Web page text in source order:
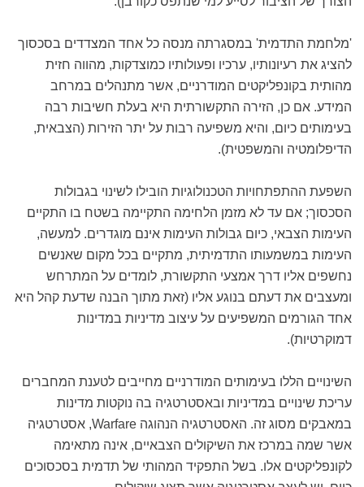
'מלחמת התדמית' במסגרתה מנסה כל אחד המצדדים בסכסוך
להציג את רעיונותיו, ערכיו ופעולותיו כמוצדקות, מהווה חזית
מהותית בקונפליקטים המודרניים, אשר מתנהלים במרחב
המידע. אם כן, הזירה התקשורתית היא בעלת חשיבות רבה
בעימותים כיום, והיא משפיעה רבות על יתר הזירות (הצבאית,
הדיפלומטיה והמשפטית).
השפעת ההתפתחויות הטכנולוגיות הובילו לשינוי בגבולות
הסכסוך; אם עד לא מזמן הלחימה התקיימה בשטח בו התקיים
העימות הצבאי, כיום גבולות העימות אינם מוגדרים. למעשה,
העימות במשמעותו התדמיתית, מתקיים בכל מקום שאנשים
נחשפים אליו דרך אמצעי התקשורת, לומדים על המתרחש
ומעצבים את דעתם בנוגע אליו (זאת מתוך הבנה שדעת קהל היא
אחד הגורמים המשפיעים על עיצוב מדיניות במדינות
דמוקרטיות).
השינויים הללו בעימותים המודרניים מחייבים לטענת המחברים
עריכת שינויים במדיניות ובאסטרטגיה בה נוקטות מדינות
במאבקים מסוג זה. האסטרטגיה הנהוגה Warfare, אסטרטגיה
אשר שמה במרכז את השיקולים הצבאיים, אינה מתאימה
לקונפליקטים אלו. בשל התפקיד המהותי של תדמית בסכסוכים